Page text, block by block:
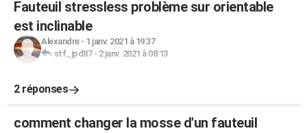
Fauteuil stressless problème sur orientable
est inclinable
Alexandre- 1 janv. 2021 à 19:37
stf_jpd87- 2 janv. 2021 à 08:13
2 réponses
comment changer la mosse d'un fauteuil